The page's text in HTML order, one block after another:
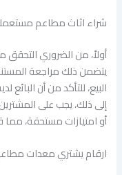
شراء اثاث مطاعم
أولاً، من الضروري
يتضمن ذلك مراجعة
البيع، للتأكد من أن
إلى ذلك، يجب على
أو امتيازات مستحقة، مما
ارقام يشتري معدات